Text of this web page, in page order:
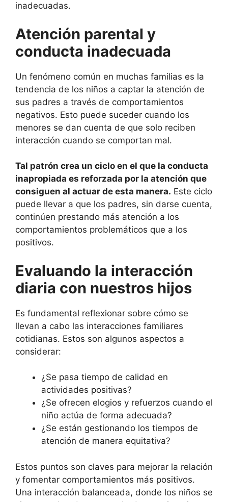
inadecuadas.
Atención parental y
conducta inadecuada
Un fenómeno común en muchas familias es la
tendencia de los niños a captar la atención de
sus padres a través de comportamientos
negativos. Esto puede suceder cuando los
menores se dan cuenta de que solo reciben
interacción cuando se comportan mal.
Tal patrón crea un ciclo en el que la conducta
inapropiada es reforzada por la atención que
consiguen al actuar de esta manera. Este ciclo
puede llevar a que los padres, sin darse cuenta,
continúen prestando más atención a los
comportamientos problemáticos que a los
positivos.
Evaluando la interacción
diaria con nuestros hijos
Es fundamental reflexionar sobre cómo se
llevan a cabo las interacciones familiares
cotidianas. Estos son algunos aspectos a
considerar:
¿Se pasa tiempo de calidad en
actividades positivas?
¿Se ofrecen elogios y refuerzos cuando el
niño actúa de forma adecuada?
¿Se están gestionando los tiempos de
atención de manera equitativa?
Estos puntos son claves para mejorar la relación
y fomentar comportamientos más positivos.
Una interacción balanceada, donde los niños se